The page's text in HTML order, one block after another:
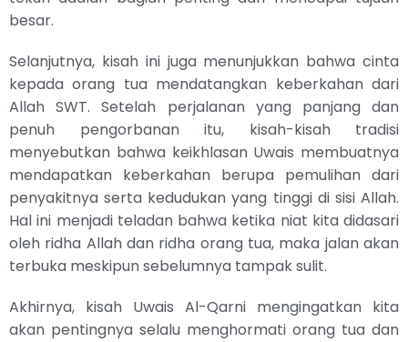
besar.
Selanjutnya, kisah ini juga menunjukkan bahwa cinta
kepada orang tua mendatangkan keberkahan dari
Allah SWT. Setelah perjalanan yang panjang dan
penuh pengorbanan itu, kisah-kisah tradisi
menyebutkan bahwa keikhlasan Uwais membuatnya
mendapatkan keberkahan berupa pemulihan dari
penyakitnya serta kedudukan yang tinggi di sisi Allah.
Hal ini menjadi teladan bahwa ketika niat kita didasari
oleh ridha Allah dan ridha orang tua, maka jalan akan
terbuka meskipun sebelumnya tampak sulit.
Akhirnya, kisah Uwais Al-Qarni mengingatkan kita
akan pentingnya selalu menghormati orang tua dan